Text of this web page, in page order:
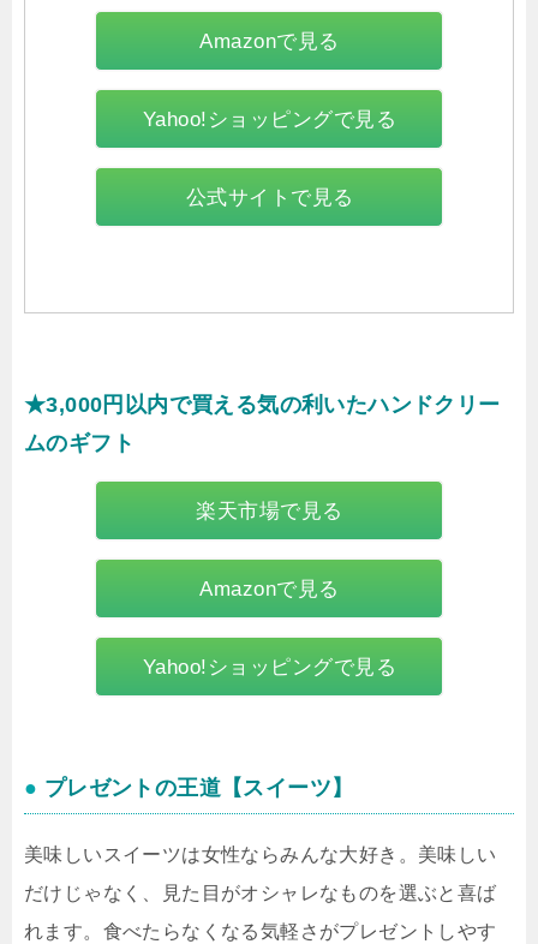
Amazonで見る
Yahoo!ショッピングで見る
公式サイトで見る
★3,000円以内で買える気の利いたハンドクリー
ムのギフト
楽天市場で見る
Amazonで見る
Yahoo!ショッピングで見る
● プレゼントの王道【スイーツ】
美味しいスイーツは女性ならみんな大好き。美味しい
だけじゃなく、見た目がオシャレなものを選ぶと喜ば
れます。食べたらなくなる気軽さがプレゼントしやす